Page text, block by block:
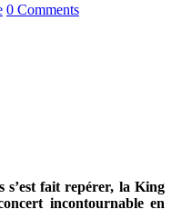
0 Comments
s’est fait repérer, la King
incontournable en